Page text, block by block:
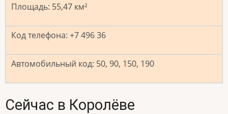
Площадь: 55,47 км²
Код телефона: +7 496 36
Автомобильный код: 50, 90, 150, 190
Сейчас в Королёве